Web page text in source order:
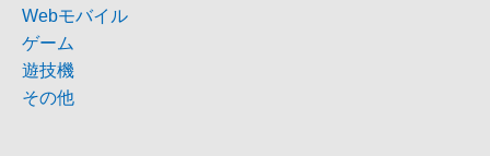
Webモバイル
ゲーム
遊技機
その他